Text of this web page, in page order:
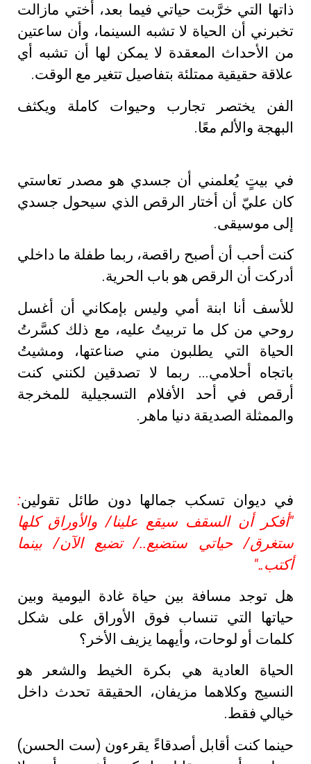
ذاتها التي خرَّبت حياتي فيما بعد، أختي مازالت
تخبرني أن الحياة لا تشبه السينما، وأن ساعتين
من الأحداث المعقدة لا يمكن لها أن تشبه أي
علاقة حقيقية ممتلئة بتفاصيل تتغير مع الوقت.
الفن يختصر تجارب وحيوات كاملة ويكثف
البهجة والألم معًا.
في بيتٍ يُعلمني أن جسدي هو مصدر تعاستي
كان عليّ أن أختار الرقص الذي سيحول جسدي
إلى موسيقى.
كنت أحب أن أصبح راقصة، ربما طفلة ما داخلي
أدركت أن الرقص هو باب الحرية.
للأسف أنا ابنة أمي وليس بإمكاني أن أغسل
روحي من كل ما تربيتُ عليه، مع ذلك كسَّرتُ
الحياة التي يطلبون مني صناعتها، ومشيتُ
باتجاه أحلامي... ربما لا تصدقين لكنني كنت
أرقص في أحد الأفلام التسجيلية للمخرجة
والممثلة الصديقة دنيا ماهر.
في ديوان تسكب جمالها دون طائل تقولين:
"أفكر أن السقف سيقع علينا/ والأوراق كلها
ستغرق/ حياتي ستضيع../ تضيع الآن/ بينما
أكتب.."
هل توجد مسافة بين حياة غادة اليومية وبين
حياتها التي تنساب فوق الأوراق على شكل
كلمات أو لوحات، وأيهما يزيف الأخر؟
الحياة العادية هي بكرة الخيط والشعر هو
النسيج وكلاهما مزيفان، الحقيقة تحدث داخل
خيالي فقط.
حينما كنت أقابل أصدقاءً يقرءون (ست الحسن)